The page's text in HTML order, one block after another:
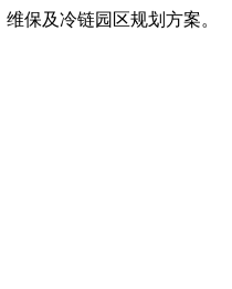
保及冷链园区规划方案。